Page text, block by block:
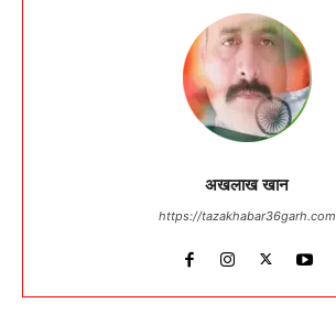
अखलाख खान
https://tazakhabar36garh.com